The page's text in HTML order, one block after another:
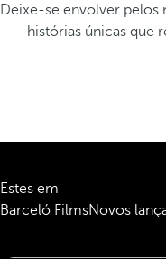
Deixe-se envolver pelos
histórias únicas que
Estes em
Barceló FilmsNovos